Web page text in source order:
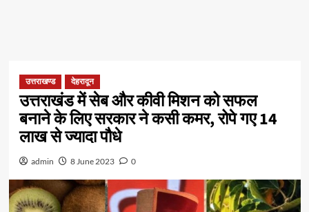
उत्तराखण्ड देहरादून
उत्तराखंड में सेब और कीवी मिशन को सफल
बनाने के लिए सरकार ने कसी कमर, रोपे गए 14
लाख से ज्यादा पौधे
admin 8 June 2023 0